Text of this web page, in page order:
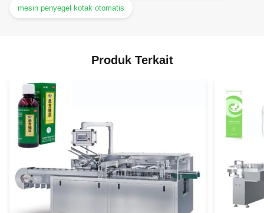
mesin penyegel kotak otomatis
Produk Terkait